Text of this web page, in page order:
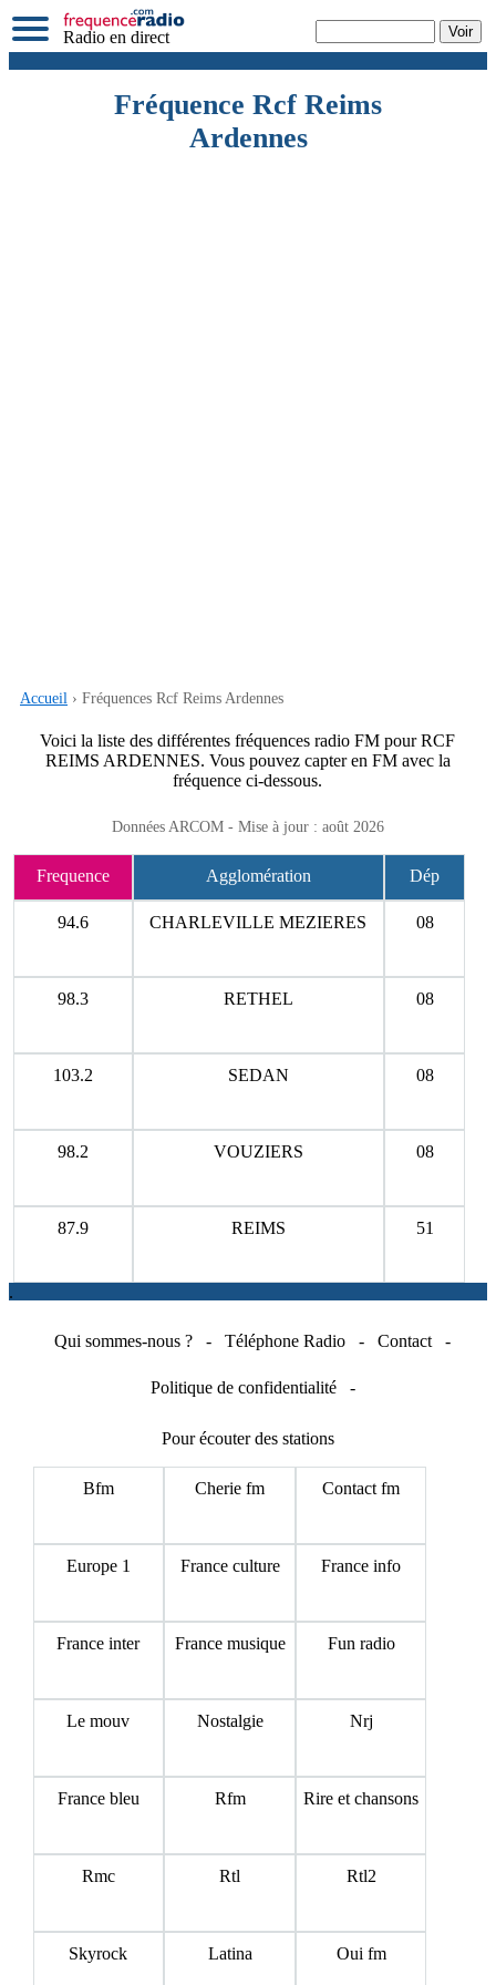
Radio en direct
Fréquence Rcf Reims
Ardennes
Accueil › Fréquences Rcf Reims Ardennes
Voici la liste des différentes fréquences radio FM pour RCF
REIMS ARDENNES. Vous pouvez capter en FM avec la
fréquence ci-dessous.
Données ARCOM - Mise à jour : août 2026
Frequence Agglomération Dép
94.6 CHARLEVILLE MEZIERES 08
98.3 RETHEL 08
103.2 SEDAN 08
98.2 VOUZIERS 08
87.9 REIMS 51
.
Qui sommes-nous ? - Téléphone Radio - Contact -
Politique de confidentialité -
Pour écouter des stations
Bfm Cherie fm Contact fm
Europe 1 France culture France info
France inter France musique Fun radio
Le mouv Nostalgie Nrj
France bleu Rfm Rire et chansons
Rmc Rtl Rtl2
Skyrock Latina Oui fm